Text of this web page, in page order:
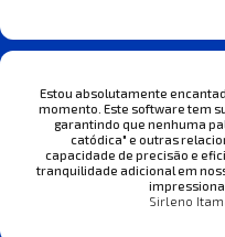
Estou absolutamente
momento. Este software tem
garantindo que nenhuma
catódica" e outras
capacidade de precisão e
tranquilidade adicional em
Sirleno